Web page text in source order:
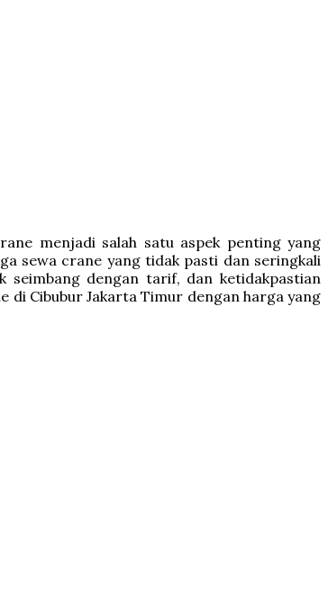
menjadi salah satu aspek penting yang
sewa crane yang tidak pasti dan seringkali
seimbang dengan tarif, dan ketidakpastian
di Cibubur Jakarta Timur dengan harga yang